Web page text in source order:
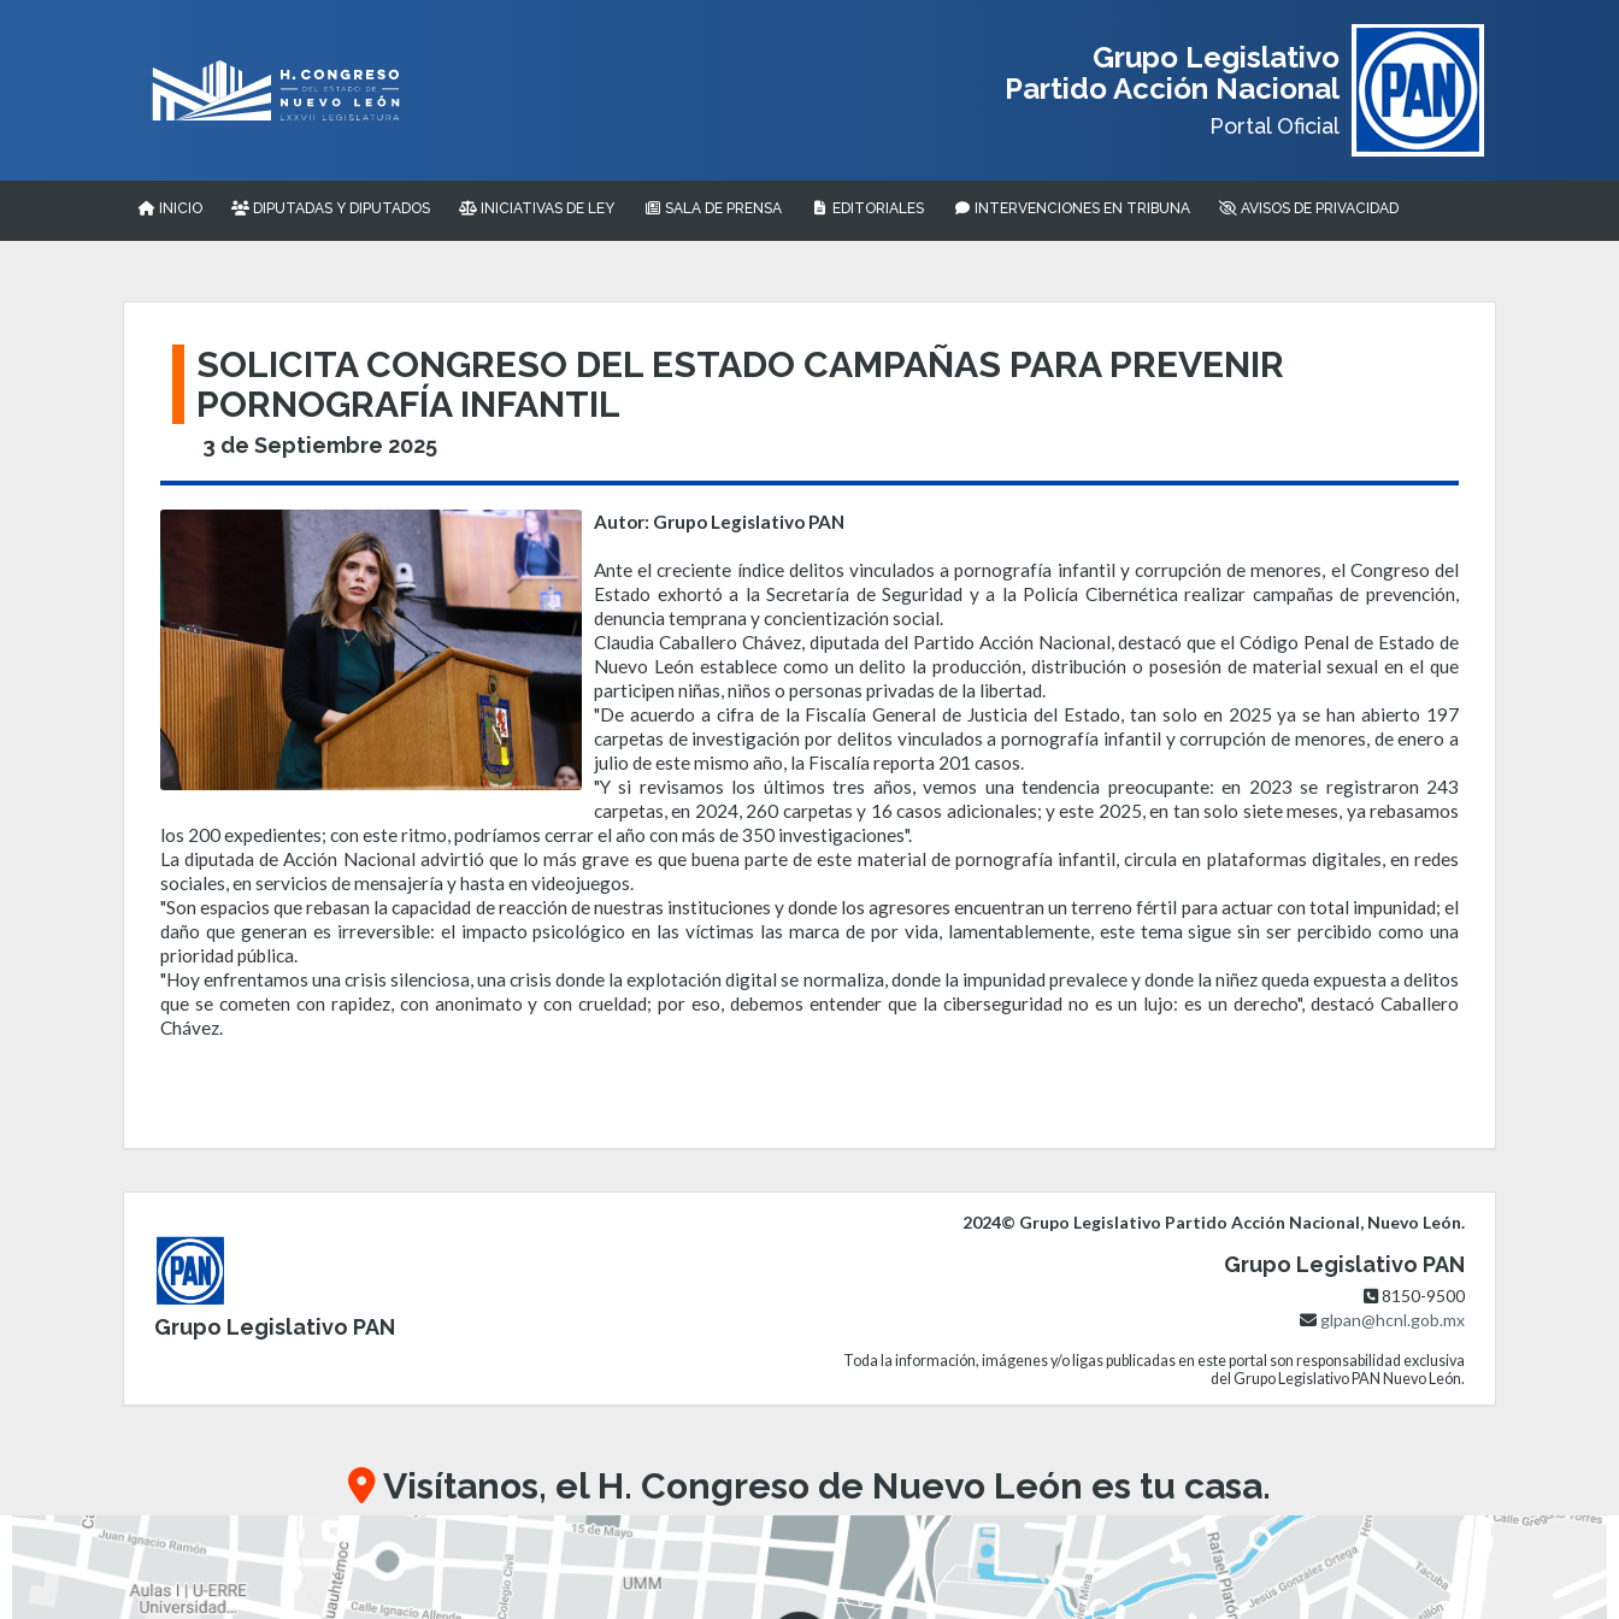
Grupo Legislativo
Partido Acción Nacional
Portal Oficial
INICIO DIPUTADAS Y DIPUTADOS INICIATIVAS DE LEY SALA DE PRENSA EDITORIALES INTERVENCIONES EN TRIBUNA AVISOS DE PRIVACIDAD
SOLICITA CONGRESO DEL ESTADO CAMPAÑAS PARA PREVENIR
PORNOGRAFÍA INFANTIL
3 de Septiembre 2025
Autor: Grupo Legislativo PAN
Ante el creciente índice delitos vinculados a pornografía infantil y corrupción de menores, el Congreso del
Estado exhortó a la Secretaría de Seguridad y a la Policía Cibernética realizar campañas de prevención,
denuncia temprana y concientización social.
Claudia Caballero Chávez, diputada del Partido Acción Nacional, destacó que el Código Penal de Estado de
Nuevo León establece como un delito la producción, distribución o posesión de material sexual en el que
participen niñas, niños o personas privadas de la libertad.
"De acuerdo a cifra de la Fiscalía General de Justicia del Estado, tan solo en 2025 ya se han abierto 197
carpetas de investigación por delitos vinculados a pornografía infantil y corrupción de menores, de enero a
julio de este mismo año, la Fiscalía reporta 201 casos.
"Y si revisamos los últimos tres años, vemos una tendencia preocupante: en 2023 se registraron 243
carpetas, en 2024, 260 carpetas y 16 casos adicionales; y este 2025, en tan solo siete meses, ya rebasamos
los 200 expedientes; con este ritmo, podríamos cerrar el año con más de 350 investigaciones".
La diputada de Acción Nacional advirtió que lo más grave es que buena parte de este material de pornografía infantil, circula en plataformas digitales, en redes
sociales, en servicios de mensajería y hasta en videojuegos.
"Son espacios que rebasan la capacidad de reacción de nuestras instituciones y donde los agresores encuentran un terreno fértil para actuar con total impunidad; el
daño que generan es irreversible: el impacto psicológico en las víctimas las marca de por vida, lamentablemente, este tema sigue sin ser percibido como una
prioridad pública.
"Hoy enfrentamos una crisis silenciosa, una crisis donde la explotación digital se normaliza, donde la impunidad prevalece y donde la niñez queda expuesta a delitos
que se cometen con rapidez, con anonimato y con crueldad; por eso, debemos entender que la ciberseguridad no es un lujo: es un derecho", destacó Caballero
Chávez.
Grupo Legislativo PAN
2024© Grupo Legislativo Partido Acción Nacional, Nuevo León.
Grupo Legislativo PAN
8150-9500
glpan@hcnl.gob.mx
Toda la información, imágenes y/o ligas publicadas en este portal son responsabilidad exclusiva
del Grupo Legislativo PAN Nuevo León.
Visítanos, el H. Congreso de Nuevo León es tu casa.